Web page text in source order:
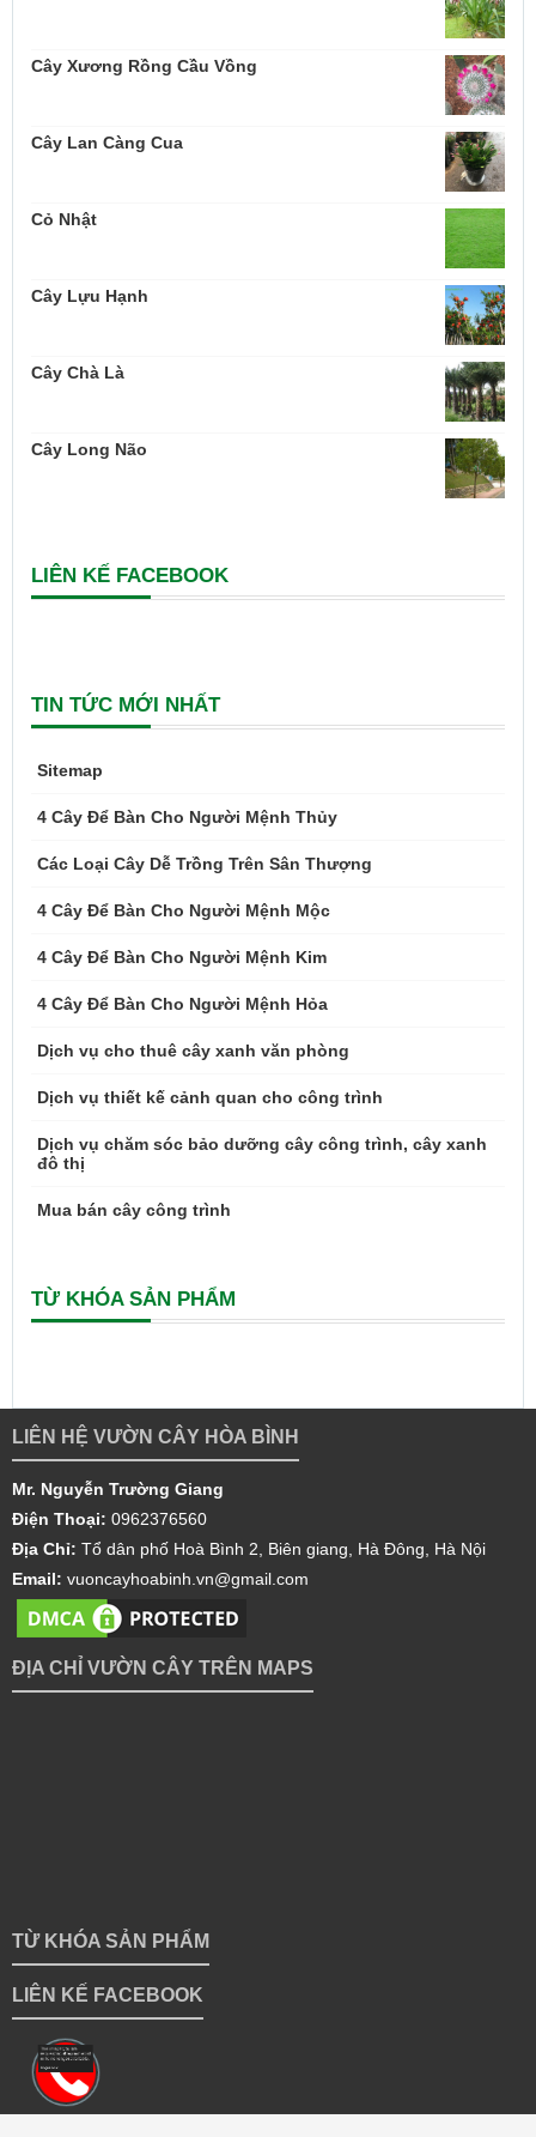
Cây Xương Rồng Cầu Vồng
Cây Lan Càng Cua
Cỏ Nhật
Cây Lựu Hạnh
Cây Chà Là
Cây Long Não
LIÊN KẾ FACEBOOK
TIN TỨC MỚI NHẤT
Sitemap
4 Cây Để Bàn Cho Người Mệnh Thủy
Các Loại Cây Dễ Trồng Trên Sân Thượng
4 Cây Để Bàn Cho Người Mệnh Mộc
4 Cây Để Bàn Cho Người Mệnh Kim
4 Cây Để Bàn Cho Người Mệnh Hỏa
Dịch vụ cho thuê cây xanh văn phòng
Dịch vụ thiết kế cảnh quan cho công trình
Dịch vụ chăm sóc bảo dưỡng cây công trình, cây xanh
đô thị
Mua bán cây công trình
TỪ KHÓA SẢN PHẨM
LIÊN HỆ VƯỜN CÂY HÒA BÌNH
Mr. Nguyễn Trường Giang
Điện Thoại: 0962376560
Địa Chỉ: Tổ dân phố Hoà Bình 2, Biên giang, Hà Đông, Hà Nội
Email: vuoncayhoabinh.vn@gmail.com
ĐỊA CHỈ VƯỜN CÂY TRÊN MAPS
TỪ KHÓA SẢN PHẨM
LIÊN KẾ FACEBOOK